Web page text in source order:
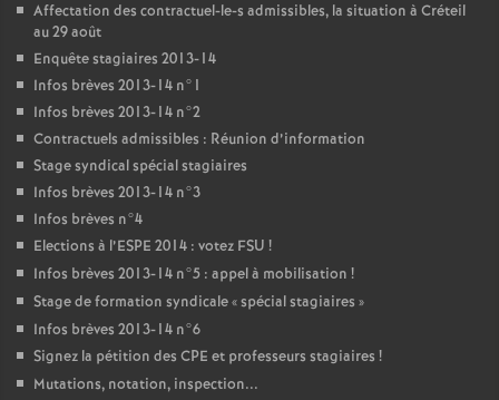
Affectation des contractuel-le-s admissibles, la situation à Créteil
au 29 août
Enquête stagiaires 2013-14
Infos brèves 2013-14 n°1
Infos brèves 2013-14 n°2
Contractuels admissibles : Réunion d’information
Stage syndical spécial stagiaires
Infos brèves 2013-14 n°3
Infos brèves n°4
Elections à l’ESPE 2014 : votez FSU !
Infos brèves 2013-14 n°5 : appel à mobilisation !
Stage de formation syndicale «spécial stagiaires »
Infos brèves 2013-14 n°6
Signez la pétition des CPE et professeurs stagiaires !
Mutations, notation, inspection...